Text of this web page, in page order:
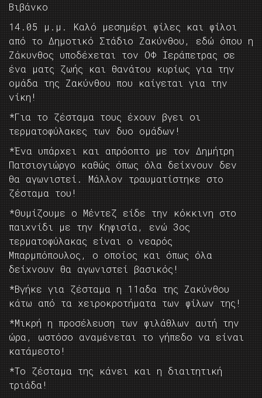
Βιβάνκο
14.05 μ.μ. Καλό μεσημέρι φίλες και φίλοι
από το Δημοτικό Στάδιο Ζακύνθου, εδώ όπου η
Ζάκυνθος υποδέχεται τον ΟΦ Ιεράπετρας σε
ένα ματς ζωής και θανάτου κυρίως για την
ομάδα της Ζακύνθου που καίγεται για την
νίκη!
*Για το ζέσταμα τους έχουν βγει οι
τερματοφύλακες των δυο ομάδων!
*Ένα υπάρχει και απρόοπτο με τον Δημήτρη
Πατσιογιώργο καθώς όπως όλα δείχνουν δεν
θα αγωνιστεί. Μάλλον τραυματίστηκε στο
ζέσταμα του!
*Θυμίζουμε ο Μέντεζ είδε την κόκκινη στο
παιχνίδι με την Κηφισία, ενώ 3ος
τερματοφύλακας είναι ο νεαρός
Μπαρμπόπουλος, ο οποίος και όπως όλα
δείχνουν θα αγωνιστεί βασικός!
*Βγήκε για ζέσταμα η 11αδα της Ζακύνθου
κάτω από τα χειροκροτήματα των φίλων της!
*Μικρή η προσέλευση των φιλάθλων αυτή την
ώρα, ωστόσο αναμένεται το γήπεδο να είναι
κατάμεστο!
*Το ζέσταμα της κάνει και η διαιτητική
τριάδα!